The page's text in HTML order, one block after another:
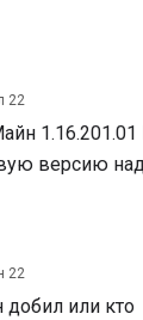
22
версию
22
добил или кто